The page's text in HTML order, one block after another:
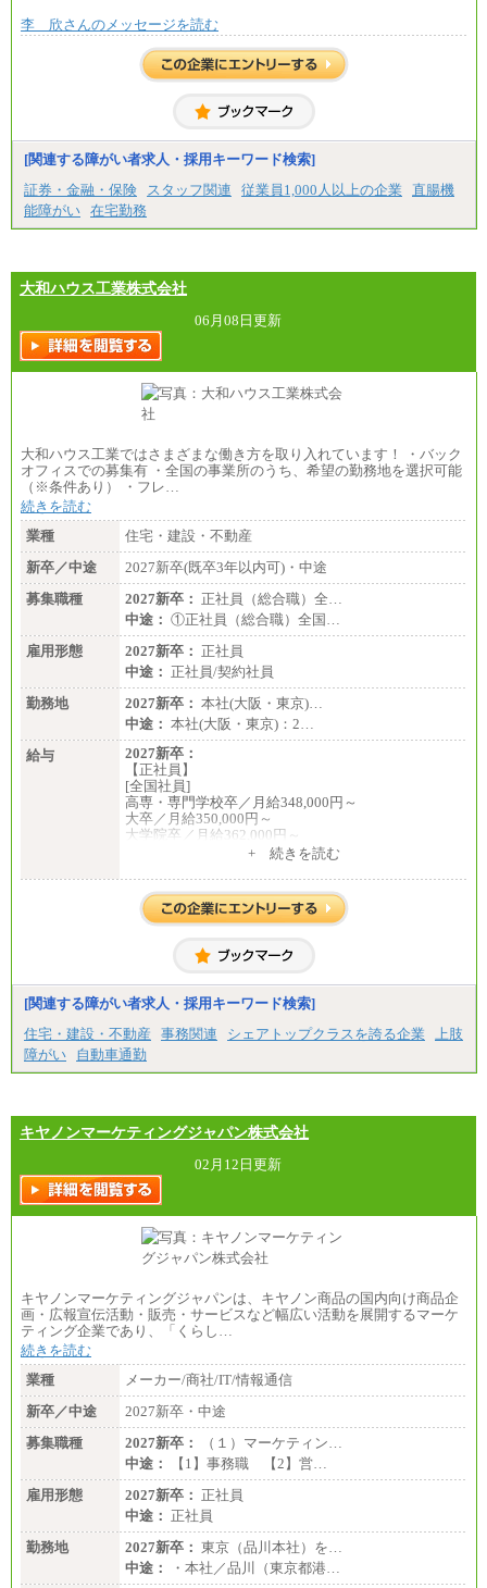
李 欣さんのメッセージを読む
[関連する障がい者求人・採用キーワード検索]
証券・金融・保険
スタッフ関連 従業員1,000人以上の企業
直腸機
能障がい 在宅勤務
大和ハウス工業株式会社
06月08日更新
大和ハウス工業ではさまざまな働き方を取り入れています！ ・バック
オフィスでの募集有 ・全国の事業所のうち、希望の勤務地を選択可能
（※条件あり） ・フレ…
続きを読む
業種
住宅・建設・不動産
新卒／中途
2027新卒(既卒3年以内可)・中途
募集職種
2027新卒： 正社員（総合職）全…
中途： ①正社員（総合職）全国…
雇用形態
2027新卒： 正社員
中途： 正社員/契約社員
勤務地
2027新卒： 本社(大阪・東京)…
中途： 本社(大阪・東京)：2…
給与
2027新卒：
【正社員】
[全国社員]
高専・専門学校卒／月給348,000円～
大卒／月給350,000円～
大学院卒／月給362,000円～
[地域社員]月給295,000円～
【正社員】
[全国社員]月給348,000円～
[地域社員]月給295,000円～
【契約社員】月給200,000円～
+ 続きを読む
[関連する障がい者求人・採用キーワード検索]
住宅・建設・不動産
事務関連 シェアトップクラスを誇る企業
上肢
障がい
自動車通勤
キヤノンマーケティングジャパン株式会社
02月12日更新
キヤノンマーケティングジャパンは、キヤノン商品の国内向け商品企
画・広報宣伝活動・販売・サービスなど幅広い活動を展開するマーケ
ティング企業であり、「くらし…
続きを読む
業種
メーカー/商社/IT/情報通信
新卒／中途
2027新卒・中途
募集職種
2027新卒：
（１）マーケティン…
中途：
【1】事務職 【2】営…
雇用形態
2027新卒： 正社員
中途： 正社員
勤務地
2027新卒： 東京（品川本社）を…
中途：
・本社／品川（東京都港…